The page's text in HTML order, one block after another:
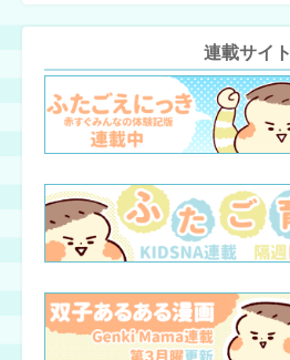
連載サイト